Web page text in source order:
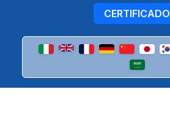
CERTIFICADO